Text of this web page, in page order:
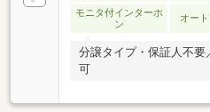
モニタ付インターホ
ン
オー
分譲タイプ・保証人不要
可